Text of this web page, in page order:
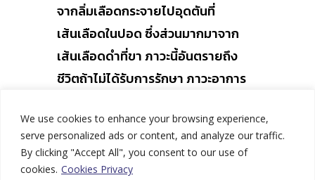
We use cookies to enhance your browsing experience,
serve personalized ads or content, and analyze our traffic.
By clicking "Accept All", you consent to our use of
cookies. Cookies Privacy
จากลิ่มเลือดกระจายไปอุดตันที่
เส้นเลือดในปอด ซึ่งส่วนมากมาจาก
เส้นเลือดดำที่ขา ภาวะนี้อันตรายถึง
ชีวิตถ้าไม่ได้รับการรักษา ภาวะอาการ
thrombolic syndrome) เป็นอีกหนึ่ง
ภาวะแทรกซ้อนที่พบมากหลังเกิดภาวะ
หลอดเลือดดำอุดตัน สาเหตุเกิดจาก